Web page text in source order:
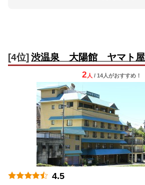
[4位] 渋温泉 大陽館 ヤマト屋
2 人 / 14人がおすすめ！
4.5